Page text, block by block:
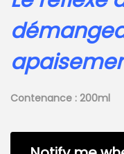
Contenance : 200ml